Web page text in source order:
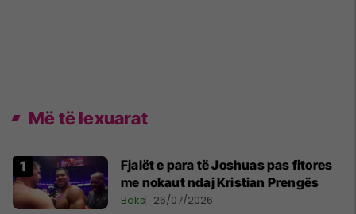
Më të lexuarat
Fjalët e para të Joshuas pas fitores
me nokaut ndaj Kristian Prengës
Boks 26/07/2026